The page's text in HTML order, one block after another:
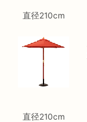
直径210cm
直径210cm